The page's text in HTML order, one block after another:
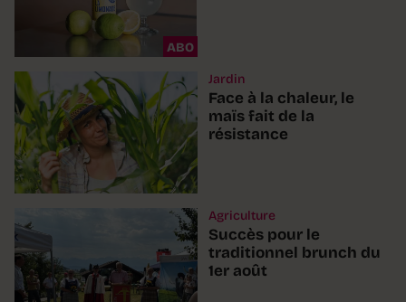
ABO
Jardin
Face à la chaleur, le
maïs fait de la
résistance
Agriculture
Succès pour le
traditionnel brunch du
1er août